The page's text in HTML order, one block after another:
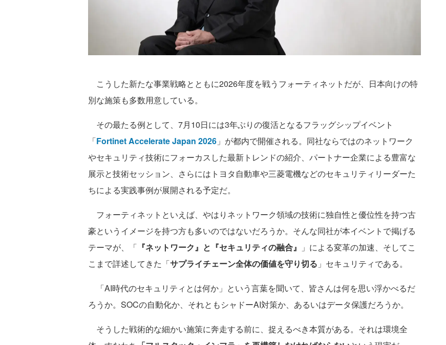
こうした新たな事業戦略とともに2026年度を戦うフォーティネットだが、日本向けの特
別な施策も多数用意している。
その最たる例として、7月10日には3年ぶりの復活となるフラッグシップイベント
「Fortinet Accelerate Japan 2026 」が都内で開催される。同社ならではのネットワーク
やセキュリティ技術にフォーカスした最新トレンドの紹介、パートナー企業による豊富な
展示と技術セッション、さらにはトヨタ自動車や三菱電機などのセキュリティリーダーた
ちによる実践事例が展開される予定だ。
フォーティネットといえば、やはりネットワーク領域の技術に独自性と優位性を持つ古
豪というイメージを持つ方も多いのではないだろうか。そんな同社が本イベントで掲げる
テーマが、「 『ネットワーク』と『セキュリティの融合』
」による変革の加速、そしてこ
こまで詳述してきた「サプライチェーン全体の価値を守り切る 」セキュリティである。
「AI時代のセキュリティとは何か」という言葉を聞いて、皆さんは何を思い浮かべるだ
ろうか。SOCの自動化か、それともシャドーAI対策か、あるいはデータ保護だろうか。
そうした戦術的な細かい施策に奔走する前に、捉えるべき本質がある。それは環境全